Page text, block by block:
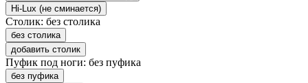
Hi-Lux (не сминается)
Столик: без столика
без столика
добавить столик
Пуфик под ноги: без пуфика
без пуфика